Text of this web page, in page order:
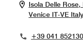
Isola Delle
Venice IT-VE Italy
+39 041